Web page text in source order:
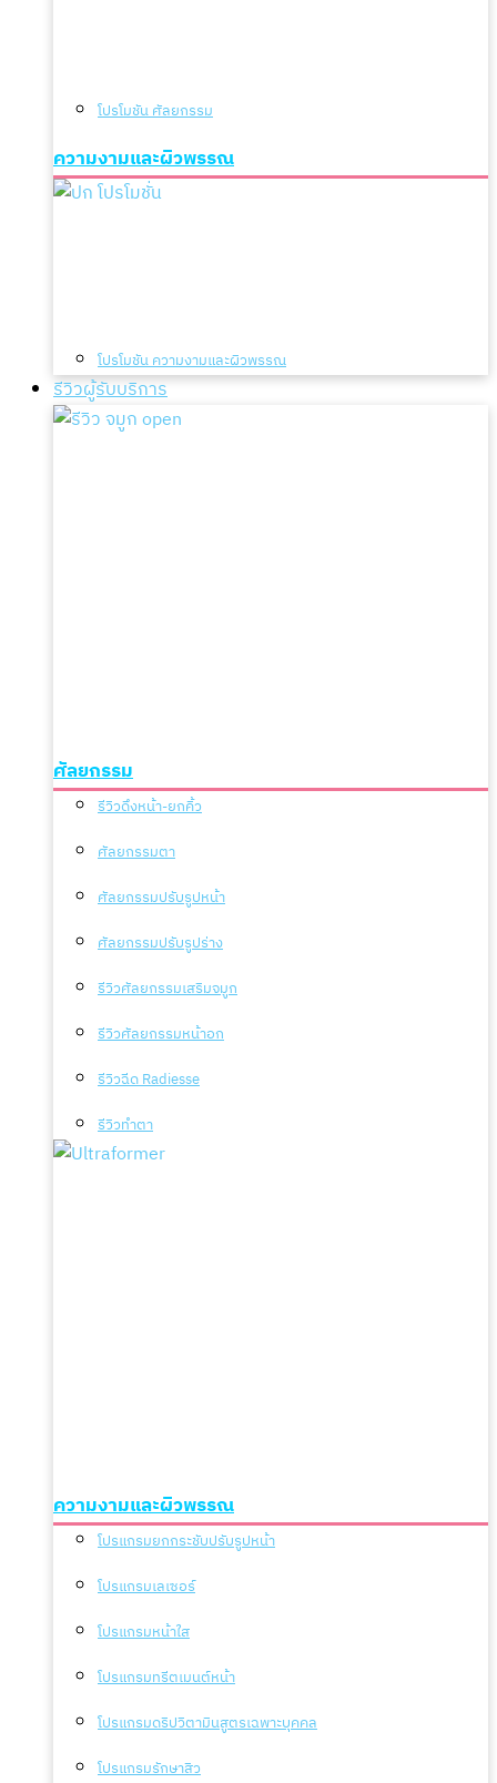
โปรโมชัน ศัลยกรรม
ความงามและผิวพรรณ
โปรโมชัน ความงามและผิวพรรณ
รีวิวผู้รับบริการ
ศัลยกรรม
รีวิวดึงหน้า-ยกคิ้ว
ศัลยกรรมตา
ศัลยกรรมปรับรูปหน้า
ศัลยกรรมปรับรูปร่าง
รีวิวศัลยกรรมเสริมจมูก
รีวิวศัลยกรรมหน้าอก
รีวิวฉีด Radiesse
รีวิวทำตา
ความงามและผิวพรรณ
โปรแกรมยกกระชับปรับรูปหน้า
โปรแกรมเลเซอร์
โปรแกรมหน้าใส
โปรแกรมทรีตเมนต์หน้า
โปรแกรมดริปวิตามินสูตรเฉพาะบุคคล
โปรแกรมรักษาสิว